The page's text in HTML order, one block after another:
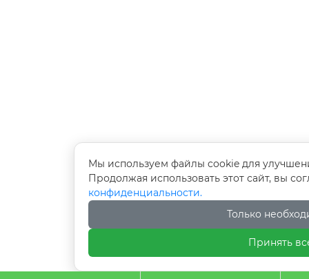
Мы используем файлы cookie для
Продолжая использовать этот сайт, вы
конфиденциальности.
Только
Принять